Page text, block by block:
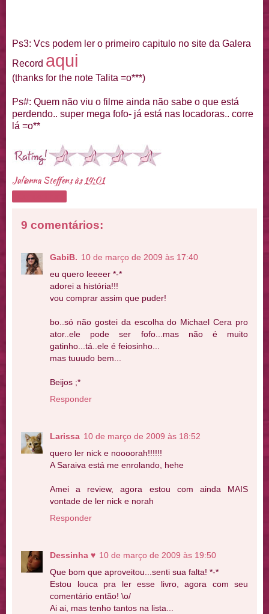
Ps3: Vcs podem ler o primeiro capitulo no site da Galera
Record aqui
(thanks for the note Talita =o***)
Ps#: Quem não viu o filme ainda não sabe o que está
perdendo.. super mega fofo- já está nas locadoras.. corre
lá =o**
Julianna Steffensàs 14:01
9 comentários:
GabiB. 10 de março de 2009 às 17:40
eu quero leeeer *-*
adorei a história!!!
vou comprar assim que puder!
bo..só não gostei da escolha do Michael Cera pro
ator..ele pode ser fofo...mas não é muito
gatinho...tá..ele é feiosinho...
mas tuuudo bem...
Beijos ;*
Responder
Larissa 10 de março de 2009 às 18:52
quero ler nick e noooorah!!!!!!
A Saraiva está me enrolando, hehe
Amei a review, agora estou com ainda MAIS
vontade de ler nick e norah
Responder
Dessinha ♥ 10 de março de 2009 às 19:50
Que bom que aproveitou...senti sua falta! *-*
Estou louca pra ler esse livro, agora com seu
comentário então! \o/
Ai ai, mas tenho tantos na lista...